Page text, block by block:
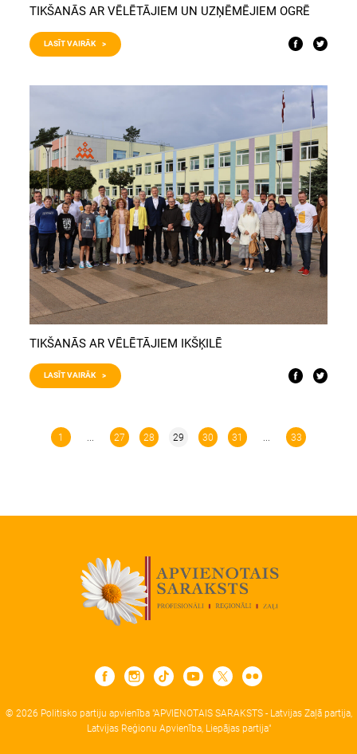
TIKŠANĀS AR VĒLĒTĀJIEM UN UZŅĒMĒJIEM OGRĒ
LASĪT VAIRĀK >
TIKŠANĀS AR VĒLĒTĀJIEM IKŠĶILĒ
LASĪT VAIRĀK >
1 27 28 29 30 31 33
© 2026 Politisko partiju apvienība "APVIENOTAIS SARAKSTS - Latvijas Zaļā partija,
Latvijas Reģionu Apvienība, Liepājas partija"